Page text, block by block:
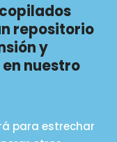
repositorio
y
nuestro
para estrechar